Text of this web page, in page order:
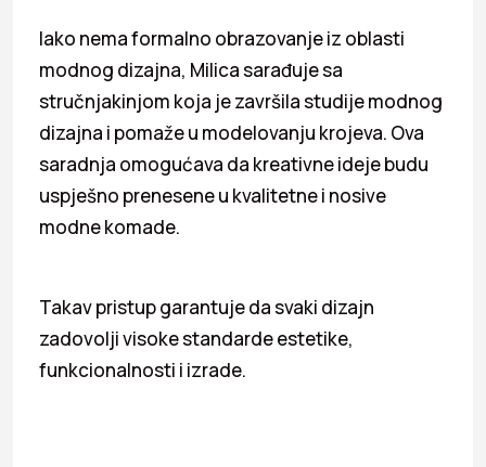
Iako nema formalno obrazovanje iz oblasti
modnog dizajna, Milica sarađuje sa
stručnjakinjom koja je završila studije modnog
dizajna i pomaže u modelovanju krojeva. Ova
saradnja omogućava da kreativne ideje budu
uspješno prenesene u kvalitetne i nosive
modne komade.
Takav pristup garantuje da svaki dizajn
zadovolji visoke standarde estetike,
funkcionalnosti i izrade.